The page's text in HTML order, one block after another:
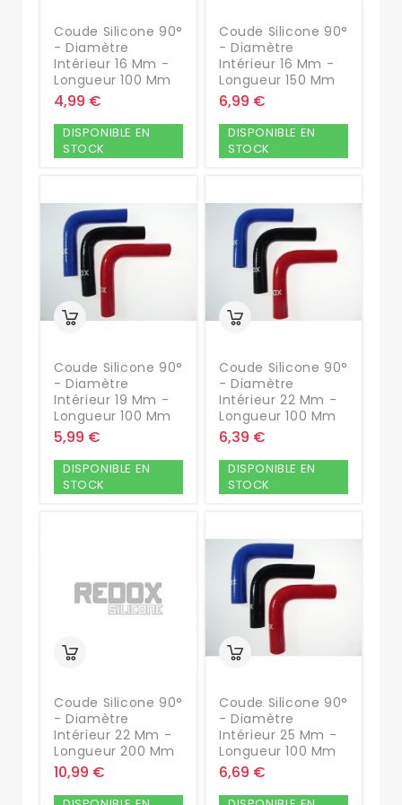
Coude Silicone 90°
- Diamètre
Intérieur 16 Mm -
Longueur 100 Mm
4,99 €
DISPONIBLE EN
STOCK
Coude Silicone 90°
- Diamètre
Intérieur 16 Mm -
Longueur 150 Mm
6,99 €
DISPONIBLE EN
STOCK
Coude Silicone 90°
- Diamètre
Intérieur 19 Mm -
Longueur 100 Mm
5,99 €
DISPONIBLE EN
STOCK
Coude Silicone 90°
- Diamètre
Intérieur 22 Mm -
Longueur 100 Mm
6,39 €
DISPONIBLE EN
STOCK
Coude Silicone 90°
- Diamètre
Intérieur 22 Mm -
Longueur 200 Mm
10,99 €
Coude Silicone 90°
- Diamètre
Intérieur 25 Mm -
Longueur 100 Mm
6,69 €